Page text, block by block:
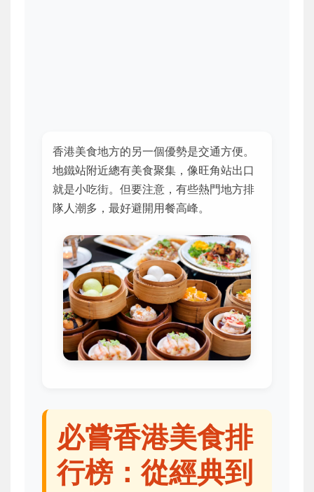
香港美食地方的另一個優勢是交通方便。
地鐵站附近總有美食聚集，像旺角站出口
就是小吃街。但要注意，有些熱門地方排
隊人潮多，最好避開用餐高峰。
必嘗香港美食排
行榜：從經典到